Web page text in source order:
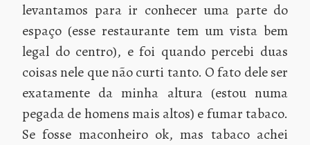
levantamos para ir conhecer uma parte do
espaço (esse restaurante tem um vista bem
legal do centro), e foi quando percebi duas
coisas nele que não curti tanto. O fato dele ser
exatamente da minha altura (estou numa
pegada de homens mais altos) e fumar tabaco.
Se fosse maconheiro ok, mas tabaco achei